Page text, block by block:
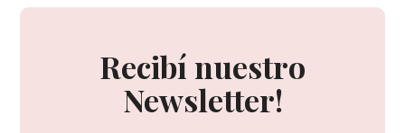
Recibí nuestro
Newsletter!